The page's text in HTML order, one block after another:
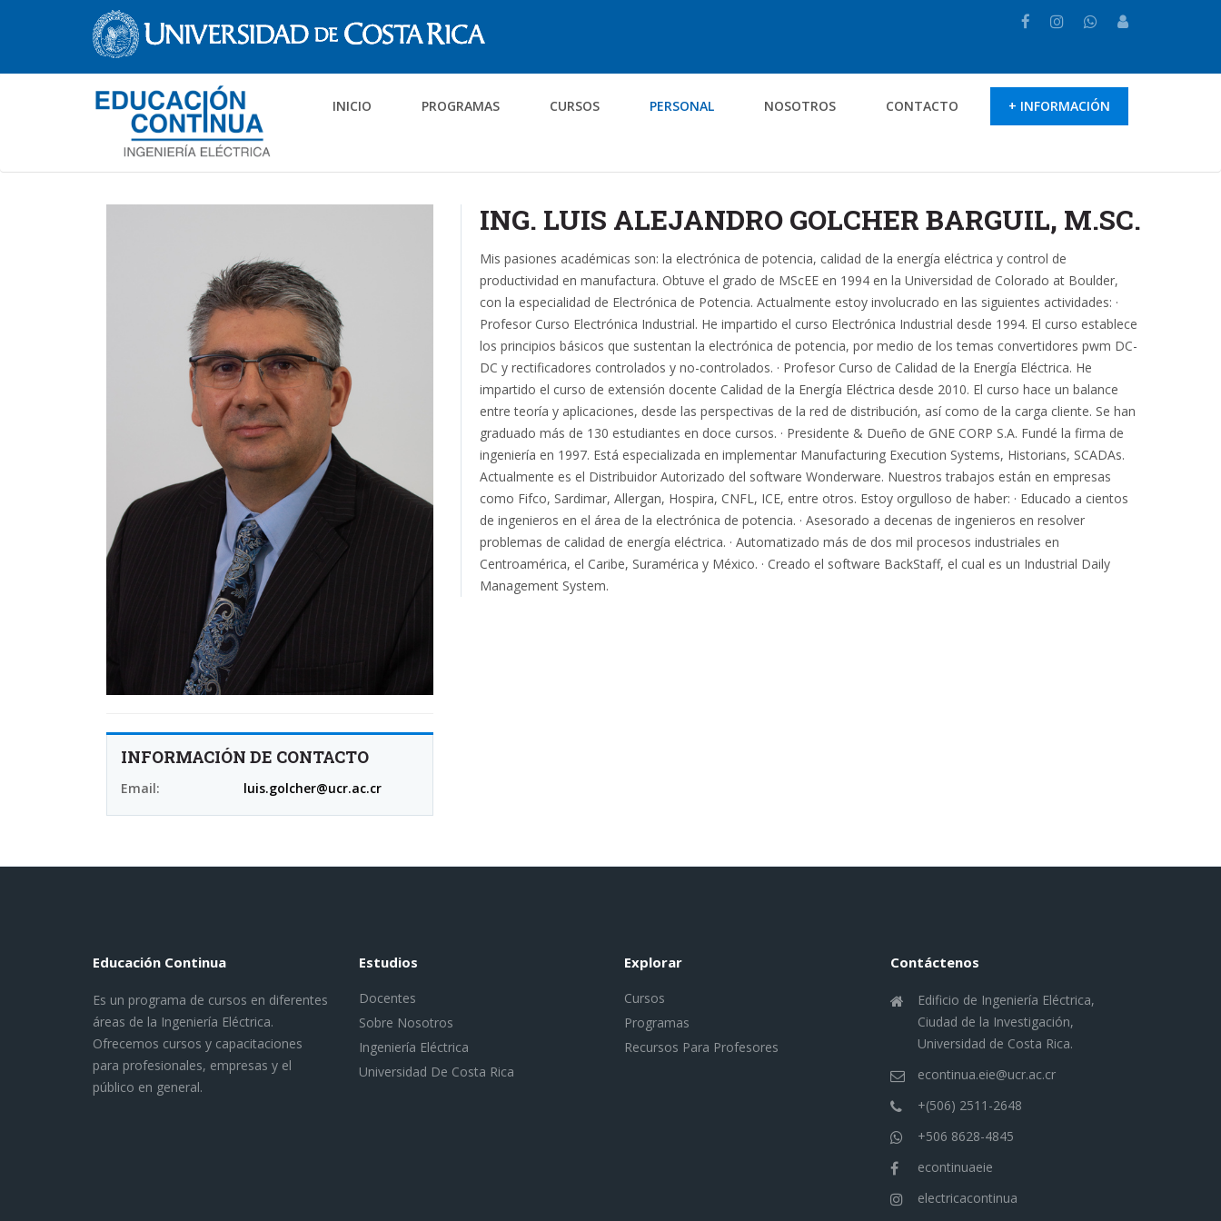
INICIO PROGRAMAS CURSOS PERSONAL NOSOTROS CONTACTO + INFORMACIÓN
INFORMACIÓN DE CONTACTO
Email: luis.golcher@ucr.ac.cr
ING. LUIS ALEJANDRO GOLCHER BARGUIL, M.SC.
Mis pasiones académicas son: la electrónica de potencia, calidad de la energía eléctrica y control de
productividad en manufactura. Obtuve el grado de MScEE en 1994 en la Universidad de Colorado at Boulder,
con la especialidad de Electrónica de Potencia. Actualmente estoy involucrado en las siguientes actividades: ·
Profesor Curso Electrónica Industrial. He impartido el curso Electrónica Industrial desde 1994. El curso establece
los principios básicos que sustentan la electrónica de potencia, por medio de los temas convertidores pwm DC-
DC y rectificadores controlados y no-controlados. · Profesor Curso de Calidad de la Energía Eléctrica. He
impartido el curso de extensión docente Calidad de la Energía Eléctrica desde 2010. El curso hace un balance
entre teoría y aplicaciones, desde las perspectivas de la red de distribución, así como de la carga cliente. Se han
graduado más de 130 estudiantes en doce cursos. · Presidente & Dueño de GNE CORP S.A. Fundé la firma de
ingeniería en 1997. Está especializada en implementar Manufacturing Execution Systems, Historians, SCADAs.
Actualmente es el Distribuidor Autorizado del software Wonderware. Nuestros trabajos están en empresas
como Fifco, Sardimar, Allergan, Hospira, CNFL, ICE, entre otros. Estoy orgulloso de haber: · Educado a cientos
de ingenieros en el área de la electrónica de potencia. · Asesorado a decenas de ingenieros en resolver
problemas de calidad de energía eléctrica. · Automatizado más de dos mil procesos industriales en
Centroamérica, el Caribe, Suramérica y México. · Creado el software BackStaff, el cual es un Industrial Daily
Management System.
Educación Continua
Es un programa de cursos en diferentes
áreas de la Ingeniería Eléctrica.
Ofrecemos cursos y capacitaciones
para profesionales, empresas y el
público en general.
Estudios
Docentes
Sobre Nosotros
Ingeniería Eléctrica
Universidad De Costa Rica
Explorar
Cursos
Programas
Recursos Para Profesores
Contáctenos
Edificio de Ingeniería Eléctrica,
Ciudad de la Investigación,
Universidad de Costa Rica.
econtinua.eie@ucr.ac.cr
+(506) 2511-2648
+506 8628-4845
econtinuaeie
electricacontinua